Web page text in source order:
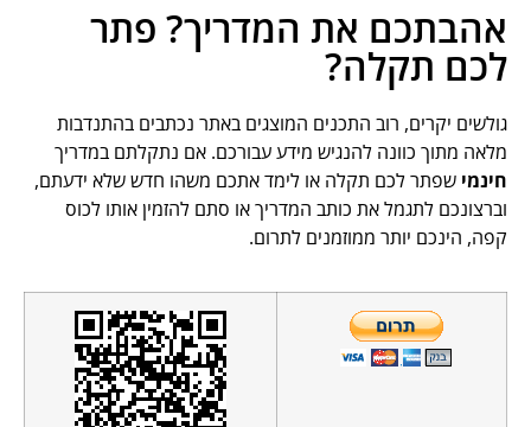
אהבתכם את המדריך? פתר
לכם תקלה?
גולשים יקרים, רוב התכנים המוצגים באתר נכתבים בהתנדבות
מלאה מתוך כוונה להנגיש מידע עבורכם. אם נתקלתם במדריך
חינמי שפתר לכם תקלה או לימד אתכם משהו חדש שלא ידעתם,
וברצונכם לתגמל את כותב המדריך או סתם להזמין אותו לכוס
קפה, הינכם יותר ממוזמנים לתרום.